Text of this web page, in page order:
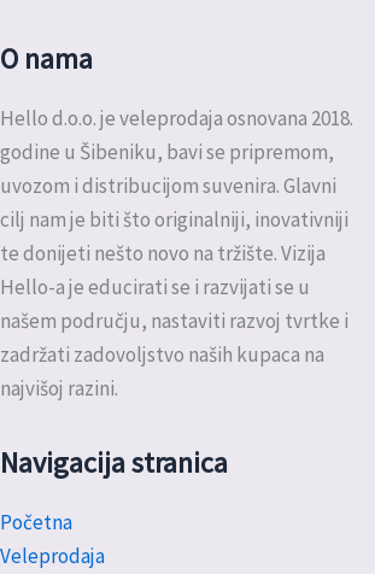
O nama
Hello d.o.o. je veleprodaja osnovana 2018.
godine u Šibeniku, bavi se pripremom,
uvozom i distribucijom suvenira. Glavni
cilj nam je biti što originalniji, inovativniji
te donijeti nešto novo na tržište. Vizija
Hello-a je educirati se i razvijati se u
našem području, nastaviti razvoj tvrtke i
zadržati zadovoljstvo naših kupaca na
najvišoj razini.
Navigacija stranica
Početna
Veleprodaja